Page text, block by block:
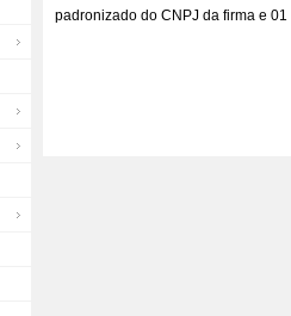
padronizado do CNPJ da firma e